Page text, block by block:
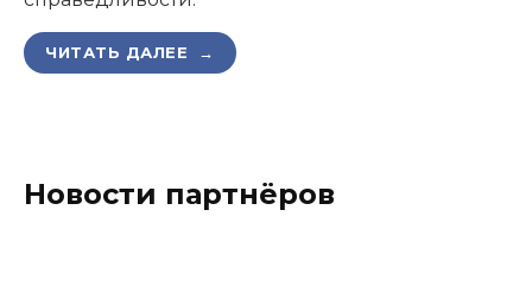
ЧИТАТЬ ДАЛЕЕ →
Новости партнёров